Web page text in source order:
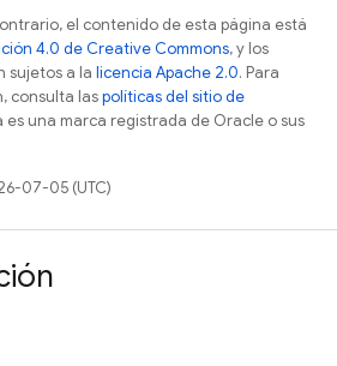
el contenido de esta página está
4.0 de Creative Commons, y los
sujetos a la licencia Apache 2.0. Para
consulta laspolíticas del sitio de
es una marca registrada de Oracle o sus
07-05 (UTC)